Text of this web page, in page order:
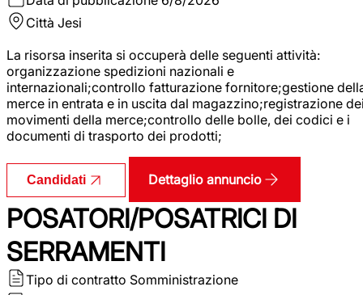
Città Jesi
La risorsa inserita si occuperà delle seguenti attività:
organizzazione spedizioni nazionali e
internazionali;controllo fatturazione fornitore;gestione
merce in entrata e in uscita dal magazzino;registrazione
movimenti della merce;controllo delle bolle, dei codici e i
documenti di trasporto dei prodotti;
Candidati Dettaglio annuncio
POSATORI/POSATRICI DI
SERRAMENTI
Tipo di contratto Somministrazione